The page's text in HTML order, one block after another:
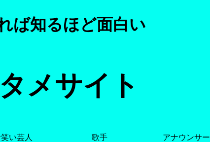
ば知るほど面白い
メサイト
い芸人 歌手 アナウンサー